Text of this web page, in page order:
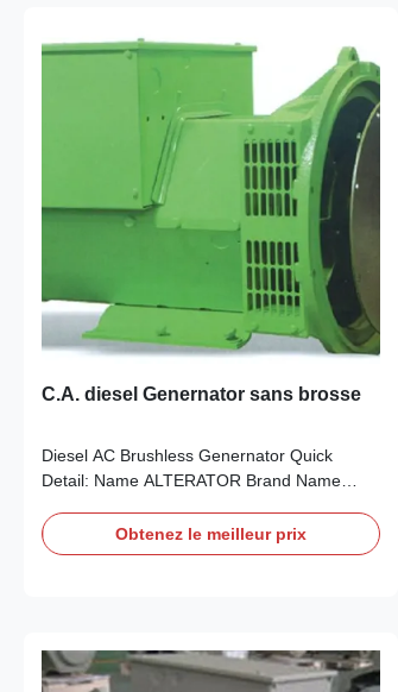
C.A. diesel Genernator sans brosse
Diesel AC Brushless Genernator Quick
Detail: Name ALTERATOR Brand Name
standard color card Feature AC brushless
synchronous excitation alternator Power
alternators Output Type AC Single Phase
diesel generator Terminal 12 / 6 Wire Rated
Obtenez le meilleur prix